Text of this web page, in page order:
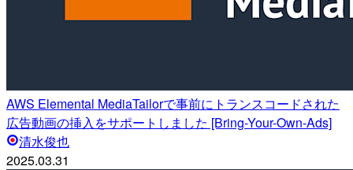
AWS Elemental MediaTailorで事前にトランスコードされた
広告動画の挿入をサポートしました [Bring-Your-Own-Ads]
清水俊也
2025.03.31